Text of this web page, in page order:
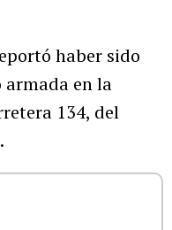
haber sido
en la
134, del
.